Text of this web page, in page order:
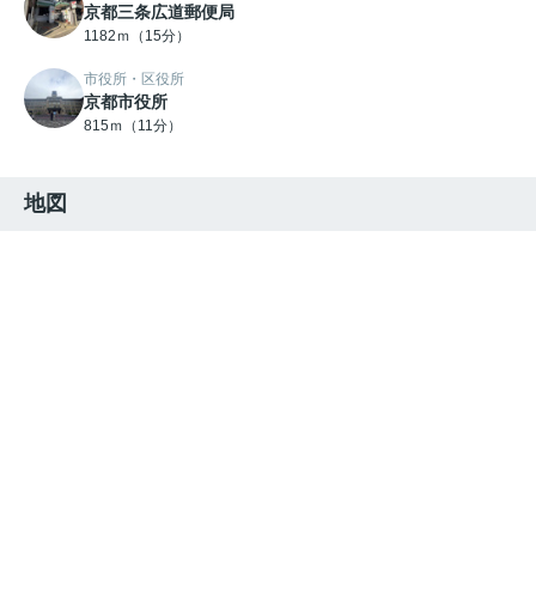
京都三条広道郵便局
1182ｍ（15分）
市役所・区役所
京都市役所
815ｍ（11分）
地図